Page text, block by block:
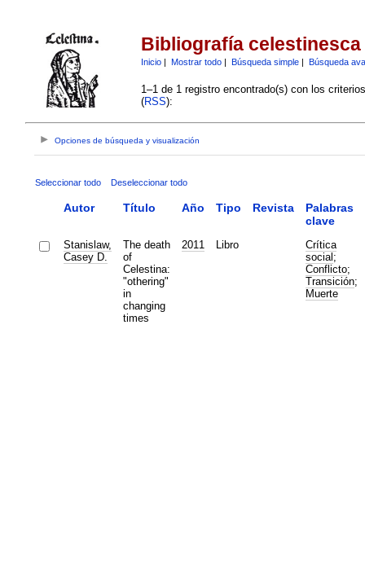
Bibliografía celestinesca
Inicio| Mostrar todo| Búsqueda simple| Búsqueda
1–1 de 1 registro encontrado(s) con los
(RSS):
Opciones de búsqueda y visualización
Seleccionar todo Deseleccionar todo
Autor Título Año Tipo Revista
Palabras
clave
Stanislaw,
Casey D.
The death
of
Celestina:
"othering"
in
changing
times
2011 Libro
Crítica
social ;
Conflicto;
Transición;
Muerte